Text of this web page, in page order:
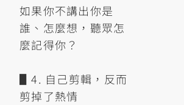
如果你不講出你是
誰、怎麼想，聽眾怎
麼記得你？
▋4. 自己剪輯，反而
剪掉了熱情